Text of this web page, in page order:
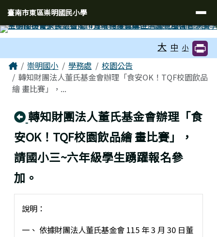
臺南市東區崇明國民小學
導覽列
臺南市東區崇明國民小學
大 中 小
主內容區域
Home崇明國小 學務處
校園公告
轉知財團法人董氏基金會辦理「食安OK！TQF校園飲品
繪 畫比賽」，...
回上頁
轉知財團法人董氏基金會辦理「食
安OK！TQF校園飲品繪 畫比賽」，
請國小三~六年級學生踴躍報名參
加。
說明：
一、 依據財團法人董氏基金會 115 年 3 月 30 日董
頁尾區域